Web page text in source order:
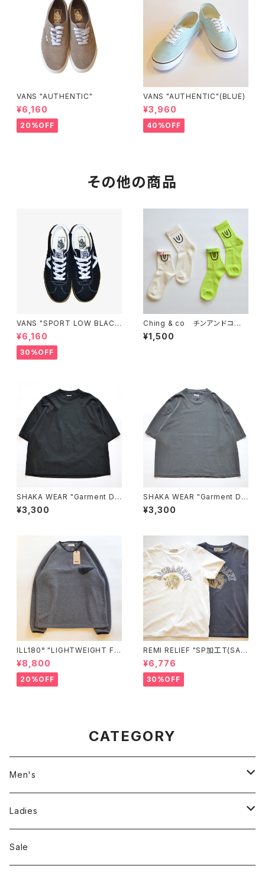
VANS "AUTHENTIC"
¥6,160
20%OFF
VANS "AUTHENTIC"(BLUE)
¥3,960
40%OFF
その他の商品
VANS "SPORT LOW BLAC
K"
¥6,160
30%OFF
Ching & co チンアンドコー "
ショート丈Symbol"
¥1,500
SHAKA WEAR "Garment Dy
e Drop Shoulder 7.5 OZ"
¥3,300
SHAKA WEAR "Garment Dy
e Drop Shoulder 7.5 OZ"
¥3,300
ILL180° "LIGHTWEIGHT FL
EECE CREW-NECK"
¥8,800
20%OFF
REMI RELIEF "SP加工T(SAC
RAMENT)"
¥6,776
30%OFF
CATEGORY
Men's
Jackson Matisse
ILL180°
Ladies
Unfil
Sale